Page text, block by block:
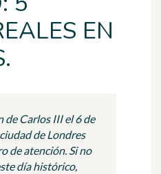
EN
de Carlos III el 6 de
de Londres
de atención. Si no
día histórico,